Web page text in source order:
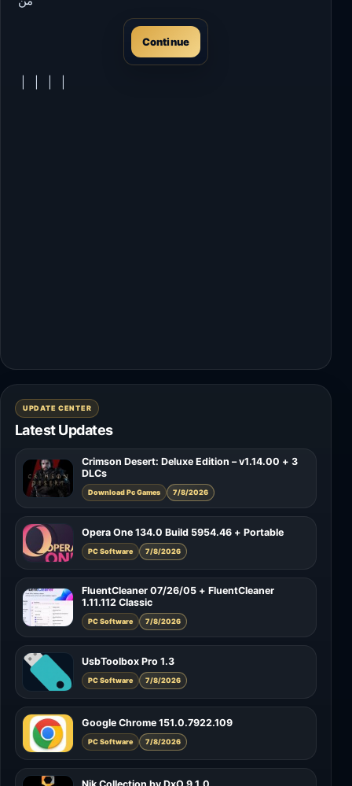
Continue
UPDATE CENTER
Latest Updates
Crimson Desert: Deluxe Edition – v1.14.00 + 3
DLCs
Download Pc Games 7/8/2026
Opera One 134.0 Build 5954.46 + Portable
PC Software 7/8/2026
FluentCleaner 07/26/05 + FluentCleaner
1.11.112 Classic
PC Software 7/8/2026
UsbToolbox Pro 1.3
PC Software 7/8/2026
Google Chrome 151.0.7922.109
PC Software 7/8/2026